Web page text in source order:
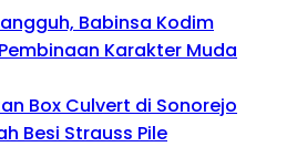
Babinsa Kodim
Karakter Muda
Box Culvert di Sonorejo
Besi Strauss Pile